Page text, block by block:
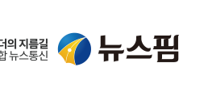
40.2도 찍은 서울
"文정부 악몽 재현